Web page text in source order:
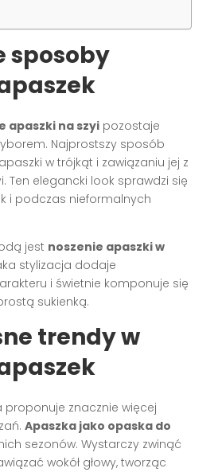
sposoby
apaszki na szyi pozostaje
Najprostszy sposób
w trójkąt i zawiązaniu jej z
Ten elegancki look sprawdzi się
i podczas nieformalnych
jest noszenie apaszki w
stylizacja dodaje
i świetnie komponuje się
sukienką.
trendy w
proponuje znacznie więcej
Apaszka jako opaska do
sezonów. Wystarczy zwinąć
wokół głowy, tworząc